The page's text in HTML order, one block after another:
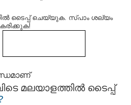
ടൈപ്പ്‌ ചെയ്യുക. സ്പാം ശല്യം
മലയാളത്തില്‍ ടൈപ്പ്